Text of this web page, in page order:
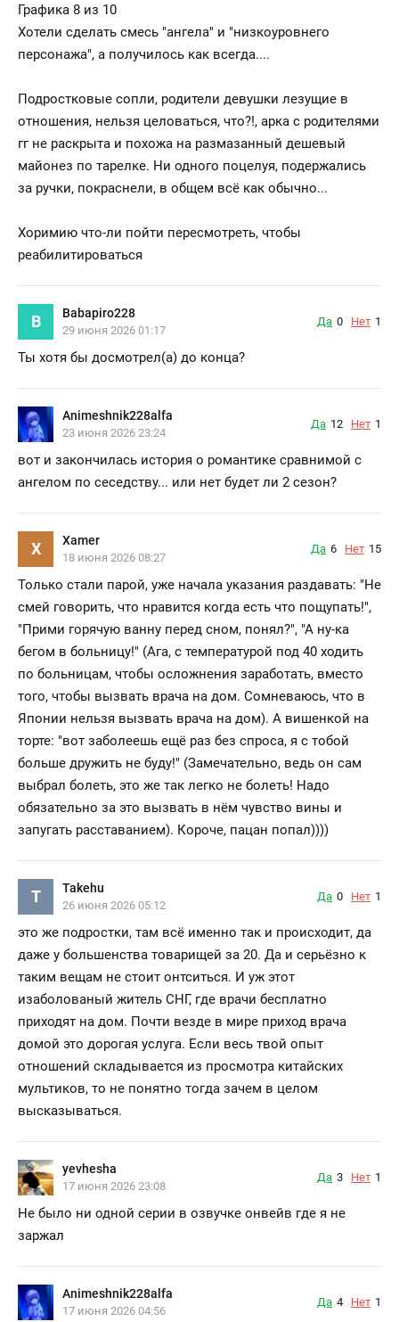
Графика 8 из 10
Хотели сделать смесь "ангела" и "низкоуровнего
персонажа", а получилось как всегда....
Подростковые сопли, родители девушки лезущие в
отношения, нельзя целоваться, что?!, арка с родителями
гг не раскрыта и похожа на размазанный дешевый
майонез по тарелке. Ни одного поцелуя, подержались
за ручки, покраснели, в общем всё как обычно...
Хоримию что-ли пойти пересмотреть, чтобы
реабилитироваться
B Babapiro228
29 июня 2026 01:17
Да 0 Нет 1
Ты хотя бы досмотрел(а) до конца?
Animeshnik228alfa
23 июня 2026 23:24
Да 12 Нет 1
вот и закончилась история о романтике сравнимой с
ангелом по сеседству... или нет будет ли 2 сезон?
X Xamer
18 июня 2026 08:27
Да 6 Нет 15
Только стали парой, уже начала указания раздавать: "Не
смей говорить, что нравится когда есть что пощупать!",
"Прими горячую ванну перед сном, понял?", "А ну-ка
бегом в больницу!" (Ага, с температурой под 40 ходить
по больницам, чтобы осложнения заработать, вместо
того, чтобы вызвать врача на дом. Сомневаюсь, что в
Японии нельзя вызвать врача на дом). А вишенкой на
торте: "вот заболеешь ещё раз без спроса, я с тобой
больше дружить не буду!" (Замечательно, ведь он сам
выбрал болеть, это же так легко не болеть! Надо
обязательно за это вызвать в нём чувство вины и
запугать расставанием). Короче, пацан попал))))
T Takehu
26 июня 2026 05:12
Да 0 Нет 1
это же подростки, там всё именно так и происходит, да
даже у большенства товарищей за 20. Да и серьёзно к
таким вещам не стоит онтситься. И уж этот
изаболованый житель СНГ, где врачи бесплатно
приходят на дом. Почти везде в мире приход врача
домой это дорогая услуга. Если весь твой опыт
отношений складывается из просмотра китайских
мультиков, то не понятно тогда зачем в целом
высказываться.
yevhesha
17 июня 2026 23:08
Да 3 Нет 1
Не было ни одной серии в озвучке онвейв где я не
заржал
Animeshnik228alfa
17 июня 2026 04:56
Да 4 Нет 1